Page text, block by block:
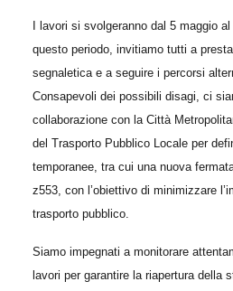
I lavori si svolgeranno dal 5 maggio
questo periodo, invitiamo tutti a
segnaletica e a seguire i percorsi
Consapevoli dei possibili disagi, ci
collaborazione con la Città
del Trasporto Pubblico Locale per
temporanee, tra cui una nuova
z553, con l’obiettivo di minimizzare
trasporto pubblico.
Siamo impegnati a monitorare
lavori per garantire la riapertura della